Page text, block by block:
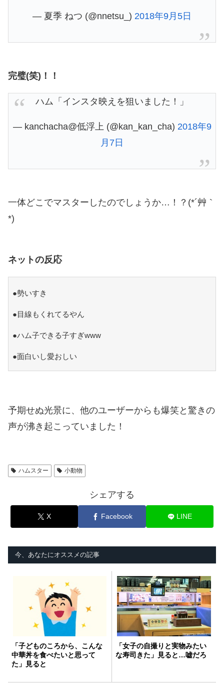
— 夏季 ねつ (@nnetsu_) 2018年9月5日
完璧(笑)！！
ハム「インスタ映えを狙いました！」
— kanchacha@低浮上 (@kan_kan_cha) 2018年9
月7日
一体どこでマスターしたのでしょうか…！？(*´艸｀
*)
ネットの反応
●勢いすき
●目線もくれてるやん
●ハム子できる子すぎwww
●面白いし愛おしい
予期せぬ光景に、他のユーザーからも爆笑と驚きの
声が沸き起こっていました！
ハムスター 小動物
シェアする
X Facebook LINE
今、あなたにオススメの記事
「子どものころから、こんな
中華丼を食べたいと思って
た」見ると
「女子の自撮りと実物みたい
な寿司きた」見ると…嘘だろ